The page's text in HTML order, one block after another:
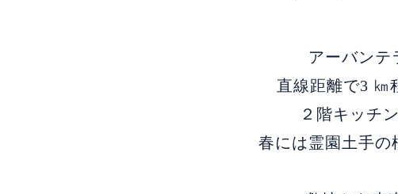
アーバン
直線距離で3 ㎞
２階キッチ
春には霊園土手の